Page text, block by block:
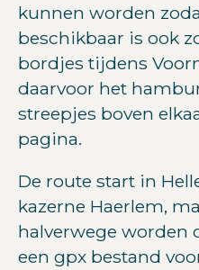
kunnen worden
beschikbaar is ook
bordjes tijdens
daarvoor het
streepjes boven
pagina.
De route start in
kazerne Haerlem,
halverwege worden
een gpx bestand